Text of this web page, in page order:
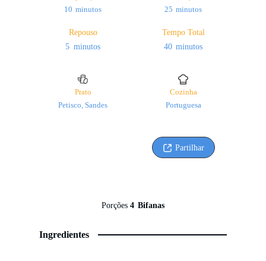
10minutos
minutos
25minutos
minutos
Repouso
5minutos
minutos
Tempo Total
40minutos
minutos
Prato
Petisco, Sandes
Cozinha
Portuguesa
Partilhar
Porções 4 Bifanas
Ingredientes